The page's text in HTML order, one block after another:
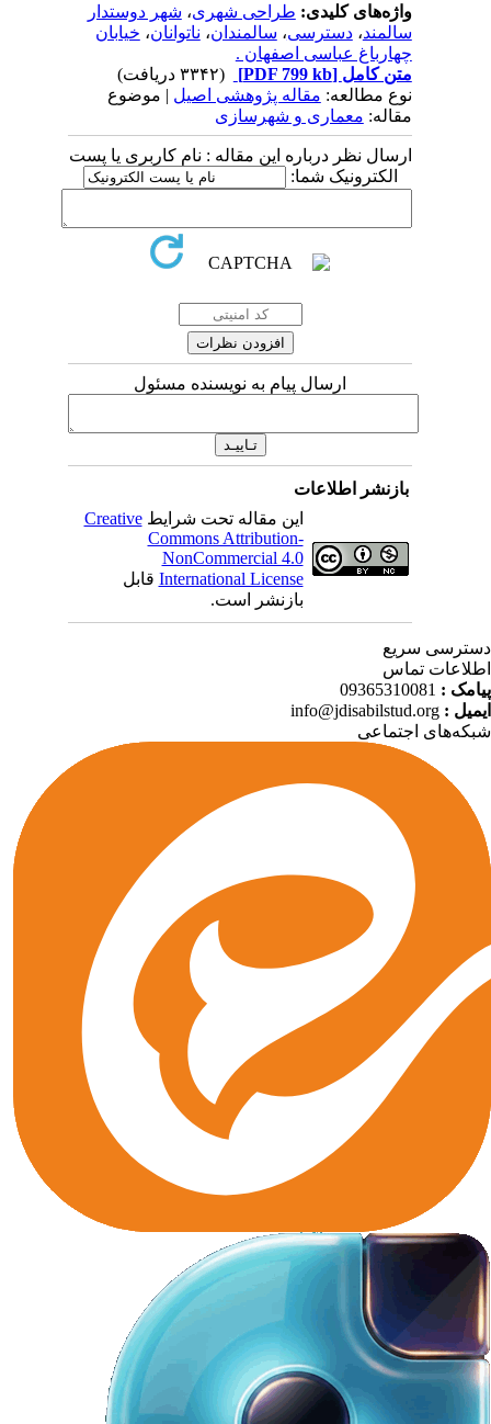
واژه‌های کلیدی:طراحی شهری،شهر دوستدار
سالمند،دسترسی،سالمندان،ناتوانان،خیابان
چهارباغ عباسی اصفهان .
متن کامل[PDF 799 kb]
نوع مطالعه:مقاله پژوهشی اصیل| موضوع
مقاله:معماری و شهرسازی
ارسال نظر درباره این مقاله : نام کاربری یا پست
الکترونیک شما:
ارسال پیام به نویسنده مسئول
بازنشر اطلاعات
این مقاله تحت شرایطCreative
Commons Attribution-
NonCommercial 4.0
International Licenseقابل
بازنشر است.
سریع
تماس
:
09365310081
:
info@jdisabilstud.org
اجتماعی